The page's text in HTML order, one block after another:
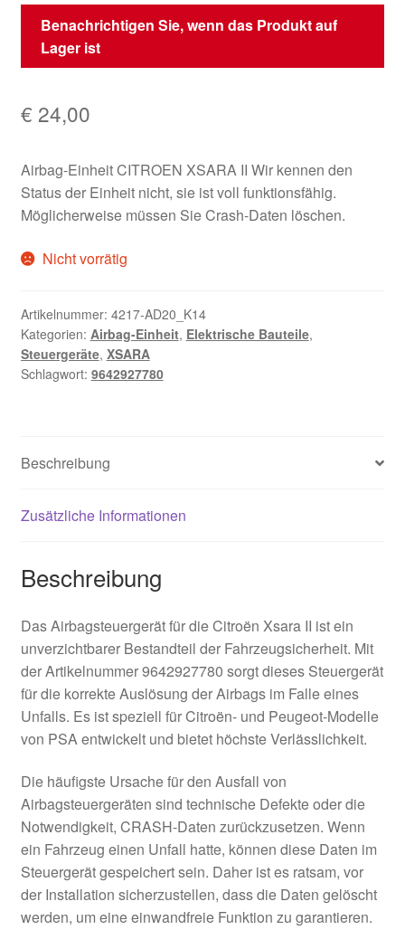
Benachrichtigen Sie, wenn das Produkt auf
Lager ist
€ 24,00
Airbag-Einheit CITROEN XSARA II Wir kennen den
Status der Einheit nicht, sie ist voll funktionsfähig.
Möglicherweise müssen Sie Crash-Daten löschen.
Nicht vorrätig
Artikelnummer: 4217-AD20_K14
Kategorien: Airbag-Einheit, Elektrische Bauteile,
Steuergeräte, XSARA
Schlagwort: 9642927780
Beschreibung
Zusätzliche Informationen
Beschreibung
Das Airbagsteuergerät für die Citroën Xsara II ist ein
unverzichtbarer Bestandteil der Fahrzeugsicherheit. Mit
der Artikelnummer 9642927780 sorgt dieses Steuergerät
für die korrekte Auslösung der Airbags im Falle eines
Unfalls. Es ist speziell für Citroën- und Peugeot-Modelle
von PSA entwickelt und bietet höchste Verlässlichkeit.
Die häufigste Ursache für den Ausfall von
Airbagsteuergeräten sind technische Defekte oder die
Notwendigkeit, CRASH-Daten zurückzusetzen. Wenn
ein Fahrzeug einen Unfall hatte, können diese Daten im
Steuergerät gespeichert sein. Daher ist es ratsam, vor
der Installation sicherzustellen, dass die Daten gelöscht
werden, um eine einwandfreie Funktion zu garantieren.